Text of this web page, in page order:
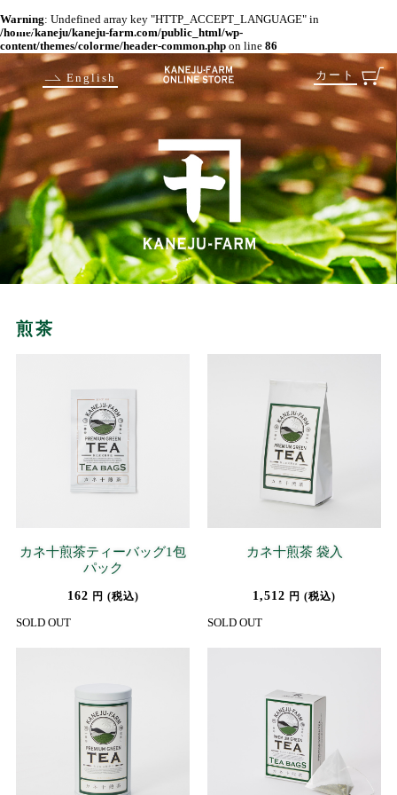
Warning: Undefined array key "HTTP_ACCEPT_LANGUAGE" in
/home/kaneju/kaneju-farm.com/public_html/wp-
content/themes/colorme/header-common.php on line 86
カート
English
煎茶
カネ十煎茶ティーバッグ1包
パック
162 円 (税込)
SOLD OUT
カネ十煎茶 袋入
1,512 円 (税込)
SOLD OUT